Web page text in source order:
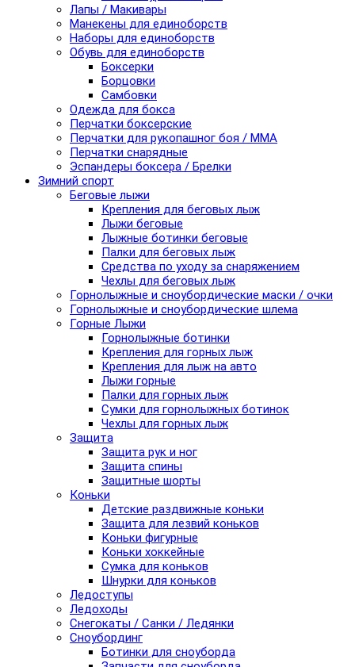
Лапы / Макивары
Манекены для единоборств
Наборы для единоборств
Обувь для единоборств
Боксерки
Борцовки
Самбовки
Одежда для бокса
Перчатки боксерские
Перчатки для рукопашног боя / ММА
Перчатки снарядные
Эспандеры боксера / Брелки
Зимний спорт
Беговые лыжи
Крепления для беговых лыж
Лыжи беговые
Лыжные ботинки беговые
Палки для беговых лыж
Средства по уходу за снаряжением
Чехлы для беговых лыж
Горнолыжные и сноубордические маски / очки
Горнолыжные и сноубордические шлема
Горные Лыжи
Горнолыжные ботинки
Крепления для горных лыж
Крепления для лыж на авто
Лыжи горные
Палки для горных лыж
Сумки для горнолыжных ботинок
Чехлы для горных лыж
Защита
Защита рук и ног
Защита спины
Защитные шорты
Коньки
Детские раздвижные коньки
Защита для лезвий коньков
Коньки фигурные
Коньки хоккейные
Сумка для коньков
Шнурки для коньков
Ледоступы
Ледоходы
Снегокаты / Санки / Ледянки
Сноубординг
Ботинки для сноуборда